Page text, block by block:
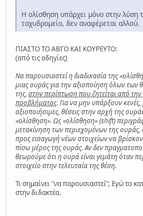
Η ολίσθηση υπάρχει μόνο στην λύση
ταχυδρομείο, δεν αναφέρεται αλλού.
ΠΙΑΣΤΟ ΤΟ ΑΒΓΟ ΚΑΙ ΚΟΥΡΕΥΤΟ:
(από τις οδηγίες)
Να παρουσιαστεί η διαδικασία της
μιας ουράς για την αξιοποίηση όλων των
της, στην περίπτωση που ζητείται από
προβλήματος. Για να μην υπάρξουν κενές,
αξιοποιήσιμες, θέσεις στην αρχή της
«ολίσθηση». Ως «ολίσθηση» (shift)
μετακίνηση των περιεχομένων της ουράς,
προς εισαγωγή νέων στοιχείων να
πίσω μέρος της ουράς. Αν δεν
θεωρούμε ότι η ουρά είναι γεμάτη όταν
στοιχείο στην τελευταία της θέση.
Τι σημαίνει "να παρουσιαστεί"; Εγώ το
στην διδακτέα.